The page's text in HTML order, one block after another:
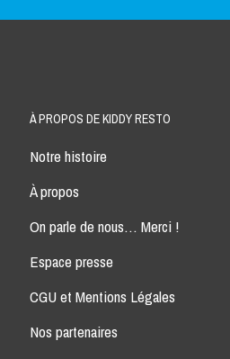
À PROPOS DE KIDDY RESTO
Notre histoire
À propos
On parle de nous… Merci !
Espace presse
CGU et Mentions Légales
Nos partenaires